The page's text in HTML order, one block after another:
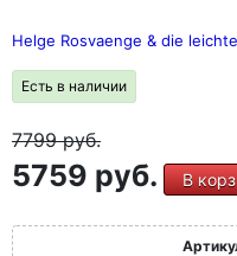
Helge Rosvaenge & die
Есть в наличии
7799руб.
5759 руб. В